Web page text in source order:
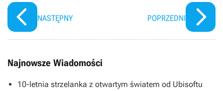
NASTĘPNY POPRZEDNI
Najnowsze Wiadomości
10-letnia strzelanka z otwartym światem od Ubisoftu